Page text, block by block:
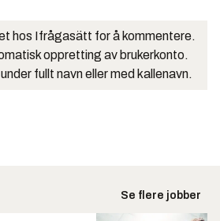
hos Ifrågasätt for å kommentere.
oppretting av brukerkonto.
fullt navn eller med kallenavn.
Se flere jobber